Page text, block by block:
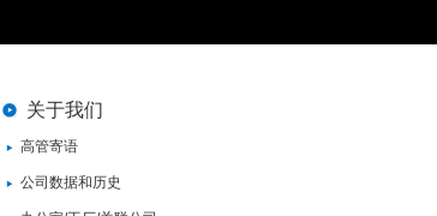
关于我们
高管寄语
公司数据和历史